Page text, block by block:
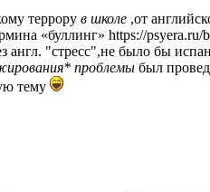
террору в школе ,от
«буллинг» https://
"стресс",не было бы
проблемы был
тему